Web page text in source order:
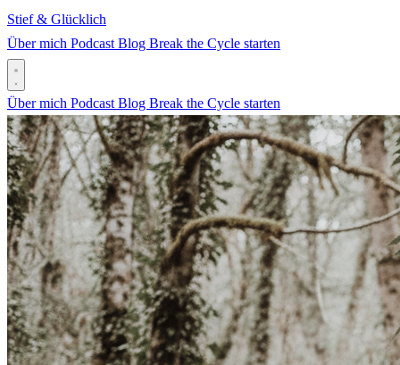
Stief & Glücklich
Über mich Podcast Blog Break the Cycle starten
Über mich Podcast Blog Break the Cycle starten